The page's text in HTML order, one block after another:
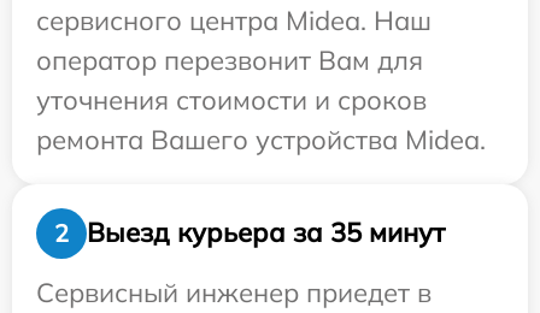
сервисного центра Midea. Наш
оператор перезвонит Вам для
уточнения стоимости и сроков
ремонта Вашего устройства Midea.
2
Выезд курьера за 35 минут
Сервисный инженер приедет в